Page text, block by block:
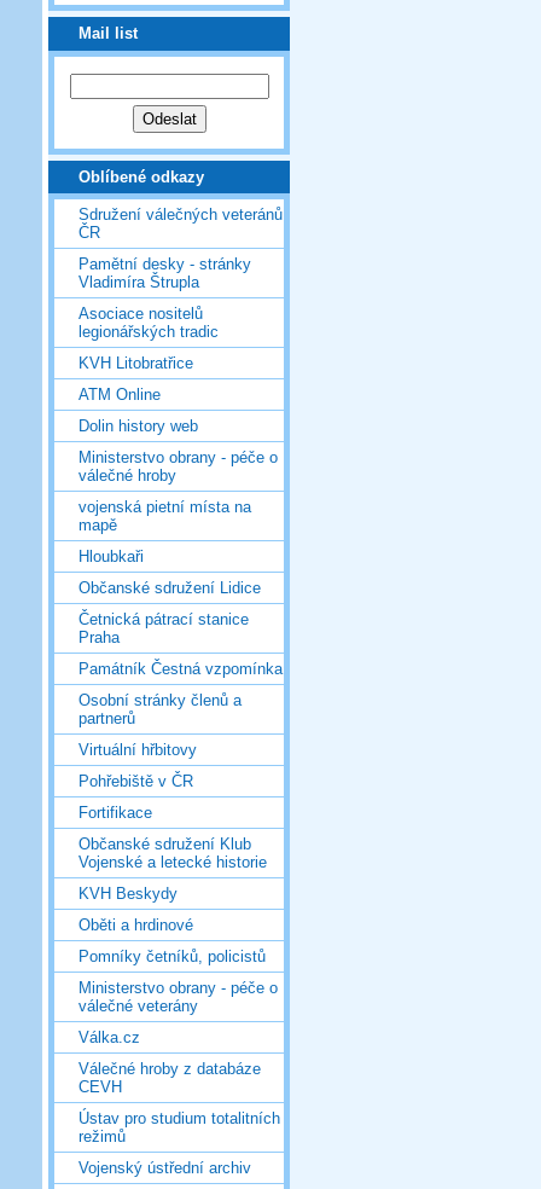
Mail list
Oblíbené odkazy
Sdružení válečných veteránů
ČR
Pamětní desky - stránky
Vladimíra Štrupla
Asociace nositelů
legionářských tradic
KVH Litobratřice
ATM Online
Dolin history web
Ministerstvo obrany - péče o
válečné hroby
vojenská pietní místa na
mapě
Hloubkaři
Občanské sdružení Lidice
Četnická pátrací stanice
Praha
Památník Čestná vzpomínka
Osobní stránky členů a
partnerů
Virtuální hřbitovy
Pohřebiště v ČR
Fortifikace
Občanské sdružení Klub
Vojenské a letecké historie
KVH Beskydy
Oběti a hrdinové
Pomníky četníků, policistů
Ministerstvo obrany - péče o
válečné veterány
Válka.cz
Válečné hroby z databáze
CEVH
Ústav pro studium totalitních
režimů
Vojenský ústřední archiv